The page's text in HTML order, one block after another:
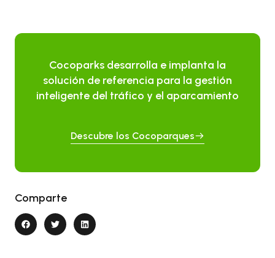
Cocoparks desarrolla e implanta la
solución de referencia para la gestión
inteligente del tráfico y el aparcamiento
Descubre los Cocoparques
Comparte